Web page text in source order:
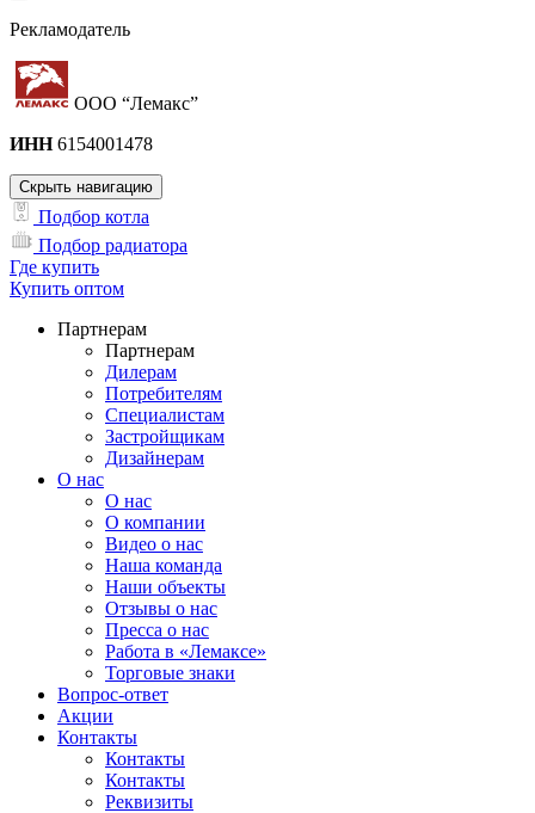
Рекламодатель
ООО “Лемакс”
ИНН6154001478
Скрыть навигацию
Подбор котла
Подбор радиатора
Где купить
Купить оптом
Партнерам
Партнерам
Дилерам
Потребителям
Специалистам
Застройщикам
Дизайнерам
О нас
О нас
О компании
Видео о нас
Наша команда
Наши объекты
Отзывы о нас
Пресса о нас
Работа в «Лемаксе»
Торговые знаки
Вопрос-ответ
Акции
Контакты
Контакты
Контакты
Реквизиты